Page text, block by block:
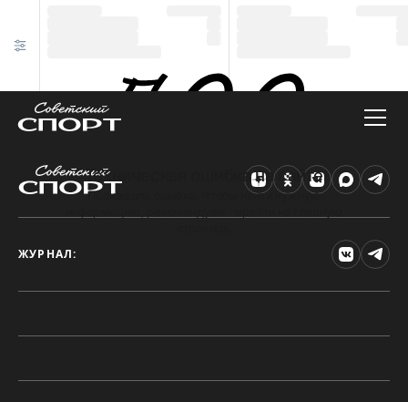
Техническая ошибка на сайте
Произошла ошибка. Чтобы найти нужную
ЖУРНАЛ: